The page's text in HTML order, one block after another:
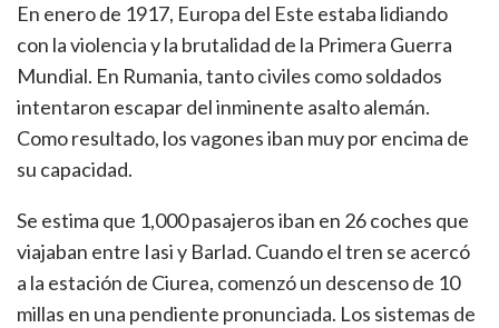
En enero de 1917, Europa del Este estaba lidiando
con la violencia y la brutalidad de la Primera Guerra
Mundial. En Rumania, tanto civiles como soldados
intentaron escapar del inminente asalto alemán.
Como resultado, los vagones iban muy por encima de
su capacidad.
Se estima que 1,000 pasajeros iban en 26 coches que
viajaban entre Iasi y Barlad. Cuando el tren se acercó
a la estación de Ciurea, comenzó un descenso de 10
millas en una pendiente pronunciada. Los sistemas de